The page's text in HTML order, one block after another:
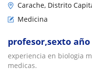
Carache, Distrito
Medicina
profesor,sexto
experiencia en biologia
medicas.